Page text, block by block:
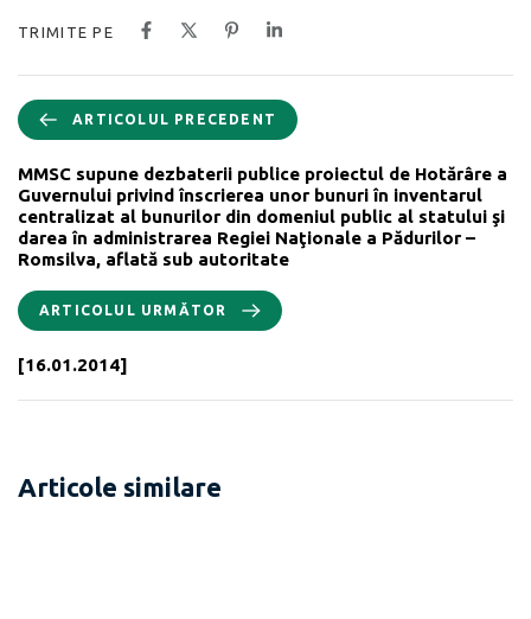
TRIMITE PE
ARTICOLUL PRECEDENT
MMSC supune dezbaterii publice proiectul de Hotărâre a
Guvernului privind înscrierea unor bunuri în inventarul
centralizat al bunurilor din domeniul public al statului şi
darea în administrarea Regiei Naţionale a Pădurilor –
Romsilva, aflată sub autoritate
ARTICOLUL URMĂTOR
[16.01.2014]
Articole similare